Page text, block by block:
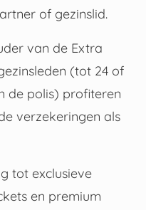
of gezinslid.
van de Extra
(tot 24 of
de polis) profiteren
verzekeringen als
tot exclusieve
en premium